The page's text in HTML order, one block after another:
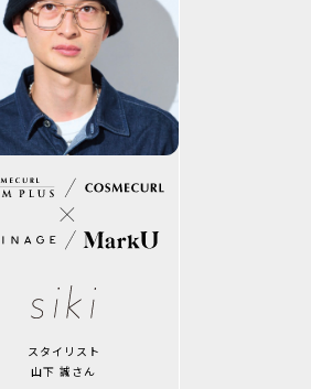
スタイリスト
山下 誠さん